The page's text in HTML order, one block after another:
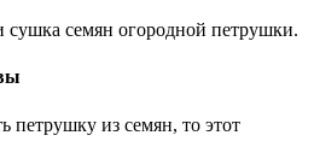
семян огородной петрушки.
петрушку из семян, то этот